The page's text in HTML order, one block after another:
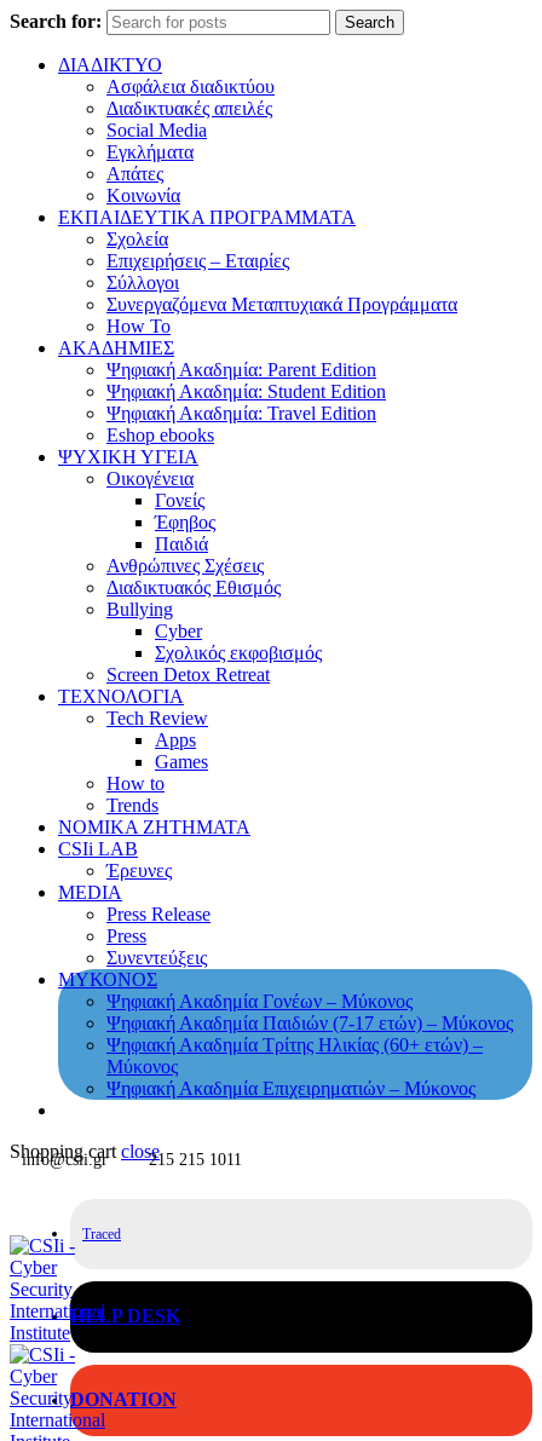
Search for: Search
ΔΙΑΔΙΚΤΥΟ
Ασφάλεια διαδικτύου
Διαδικτυακές απειλές
Social Media
Εγκλήματα
Απάτες
Κοινωνία
ΕΚΠΑΙΔΕΥΤΙΚΑ ΠΡΟΓΡΑΜΜΑΤΑ
Σχολεία
Επιχειρήσεις – Εταιρίες
Σύλλογοι
Συνεργαζόμενα Μεταπτυχιακά Προγράμματα
How To
ΑΚΑΔΗΜΙΕΣ
Ψηφιακή Ακαδημία: Parent Edition
Ψηφιακή Ακαδημία: Student Edition
Ψηφιακή Ακαδημία: Travel Edition
Eshop ebooks
ΨΥΧΙΚΗ ΥΓΕΙΑ
Οικογένεια
Γονείς
Έφηβος
Παιδιά
Ανθρώπινες Σχέσεις
Διαδικτυακός Εθισμός
Bullying
Cyber
Σχολικός εκφοβισμός
Screen Detox Retreat
ΤΕΧΝΟΛΟΓΙΑ
Tech Review
Apps
Games
How to
Trends
ΝΟΜΙΚΑ ΖΗΤΗΜΑΤΑ
CSIi LAB
Έρευνες
MEDIA
Press Release
Press
Συνεντεύξεις
ΜΥΚΟΝΟΣ
Ψηφιακή Ακαδημία Γονέων – Μύκονος
Ψηφιακή Ακαδημία Παιδιών (7-17 ετών) – Μύκονος
Ψηφιακή Ακαδημία Τρίτης Ηλικίας (60+ ετών) –
Μύκονος
Ψηφιακή Ακαδημία Επιχειρηματιών – Μύκονος
Shopping cart close
info@csii.gr 215 215 1011
Traced
HELP DESK
DONATION